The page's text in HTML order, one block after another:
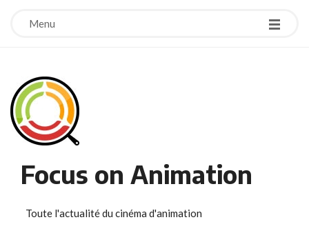
Menu
Focus on Animation
Toute l'actualité du cinéma d'animation